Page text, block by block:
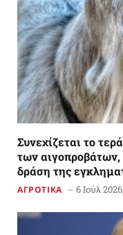
Συνεχίζεται το
των αιγοπροβάτων,
δράση της
ΑΓΡΟΤΙΚΑ 6 Ιούλ